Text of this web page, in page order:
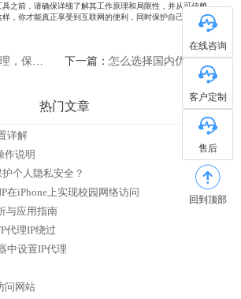
之前，请确保详细了解其工作原理和局限性，并从可信赖
，你才能真正享受到互联网的便利，同时保护自己的隐私
网络隐私安全 下一篇： 怎么选择国内优质HTTP代理IP
热门文章
详解
作说明
个人隐私安全？
在iPhone上实现校园网络访问
与应用指南
代理IP绕过
中设置IP代理
问网站
在线咨询
客户定制
售后
回到顶部